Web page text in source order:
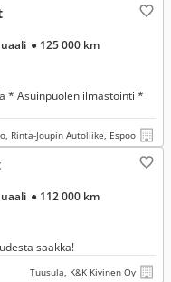
● 125 000 km
* Asuinpuolen ilmastointi *
Rinta-Joupin Autoliike, Espoo
● 112 000 km
saakka!
Tuusula, K&K Kivinen Oy